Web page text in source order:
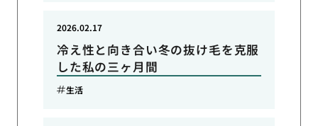
冷え性と向き合い冬の抜け毛を克服
した私の三ヶ月間
2026.02.17
生活